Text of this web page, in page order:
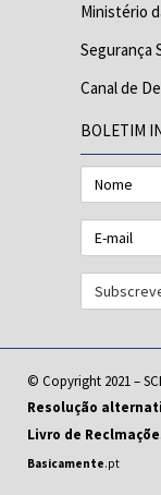
Ministério
Segurança
Canal de
BOLETIM
Nome
E-
mail
© Copyright 2021 –
Resolução
Livro de
Basicamente.pt